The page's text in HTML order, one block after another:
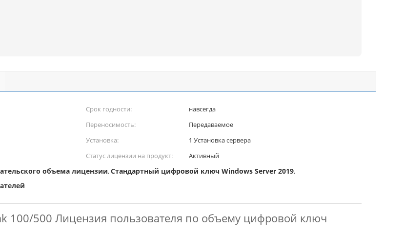
Срок годности:
навсегда
Переносимость:
Передаваемое
Установка:
1 Установка сервера
Статус лицензии на продукт:
Активный
объема лицензии,Стандартный цифровой ключ Windows Server 2019,
100/500 Лицензия пользователя по объему цифровой ключ